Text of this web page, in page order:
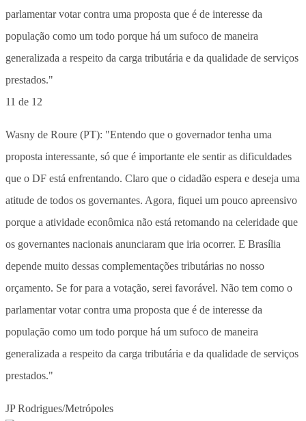
11 de 12
Wasny de Roure (PT): "Entendo que o governador tenha uma
proposta interessante, só que é importante ele sentir as dificuldades
que o DF está enfrentando. Claro que o cidadão espera e deseja uma
atitude de todos os governantes. Agora, fiquei um pouco apreensivo
porque a atividade econômica não está retomando na celeridade que
os governantes nacionais anunciaram que iria ocorrer. E Brasília
depende muito dessas complementações tributárias no nosso
orçamento. Se for para a votação, serei favorável. Não tem como o
parlamentar votar contra uma proposta que é de interesse da
população como um todo porque há um sufoco de maneira
generalizada a respeito da carga tributária e da qualidade de serviços
prestados."
JP Rodrigues/Metrópoles